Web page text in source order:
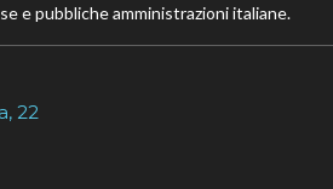
e pubbliche amministrazioni italiane.
22